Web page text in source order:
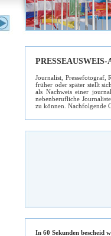
Journalist, Pressefotograf,
früher oder später stellt
als Nachweis einer
nebenberufliche
zu können. Nachfolgende
In 60 Sekunden bescheid